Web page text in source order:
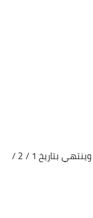
يبدأ تقديم الطلبات اعتباراً من 30 / 1 / 2022 وينتهي بتاريخ 1 / 2 /